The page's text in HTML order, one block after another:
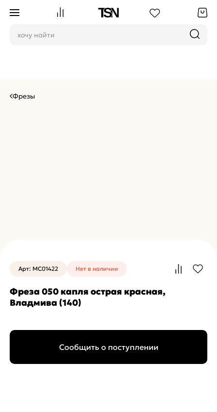
Фрезы
Арт: MC01422 Нет в наличии
Фреза 050 капля острая красная,
Владмива (140)
Сообщить о поступлении